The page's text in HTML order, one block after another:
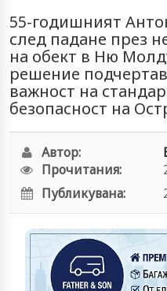
55-годишният
след падане през
на обект в Ню
решение
важност на
безопасност на
Автор:
Прочитания:
Публикувана: